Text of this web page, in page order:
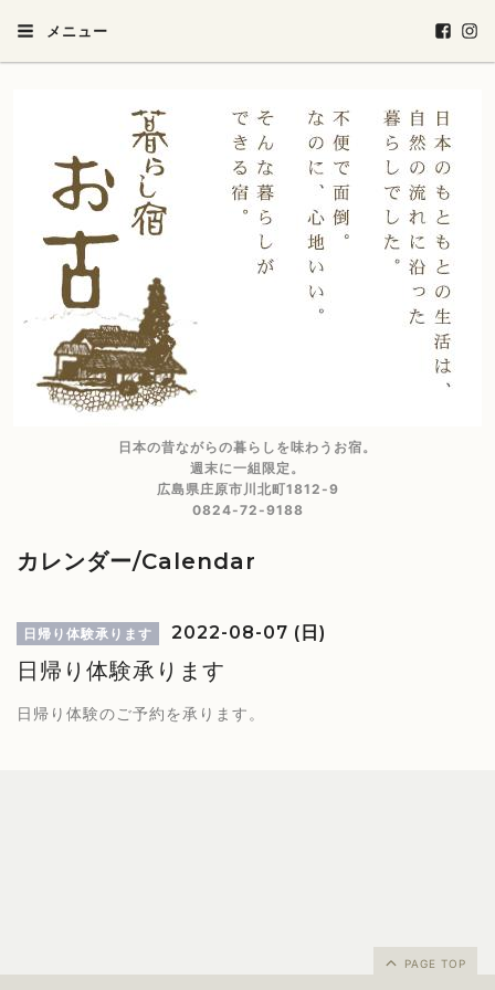
メニュー
日本の昔ながらの暮らしを味わうお宿。
週末に一組限定。
広島県庄原市川北町1812-9
0824-72-9188
カレンダー/Calendar
日帰り体験承ります 2022-08-07 (日)
日帰り体験承ります
日帰り体験のご予約を承ります。
PAGE TOP